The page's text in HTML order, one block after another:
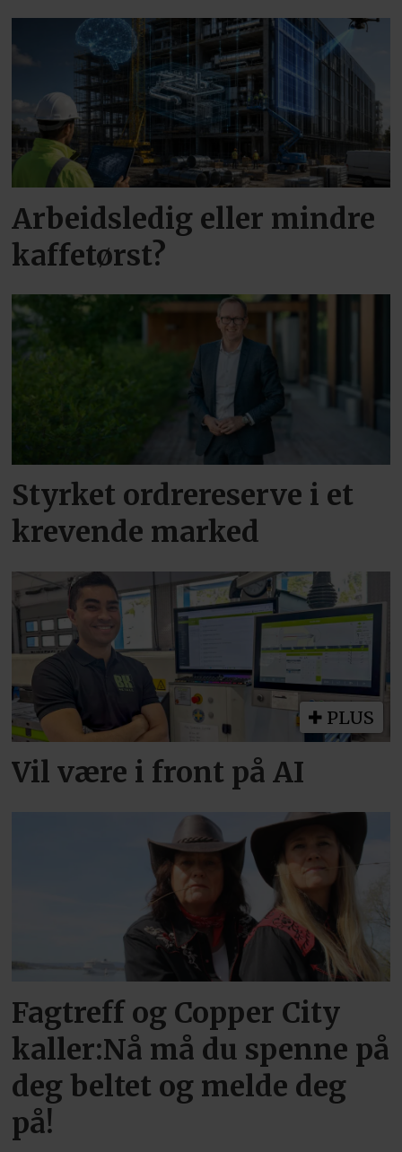
Arbeidsledig eller mindre
kaffetørst?
Styrket ordrereserve i et
krevende marked
PLUS
Vil være i front på AI
Fagtreff og Copper City
kaller:Nå må du spenne på
deg beltet og melde deg
på!